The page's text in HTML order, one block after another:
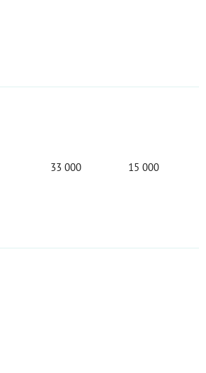
33 000 15 000